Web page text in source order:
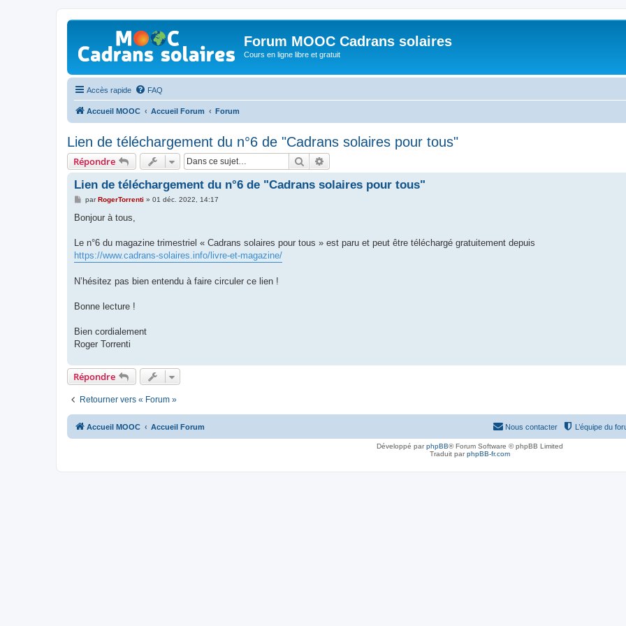
Forum MOOC Cadrans solaires
Cours en ligne libre et gratuit
Accès rapide FAQ
Accueil MOOC Accueil Forum Forum
Lien de téléchargement du n°6 de "Cadrans solaires pour tous"
Répondre Rechercher
Lien de téléchargement du n°6 de "Cadrans solaires pour tous"
M
s
g
parRogerTorrenti » 01 déc. 2022, 14:17
Bonjour à tous,
Le n°6 du magazine trimestriel « Cadrans solaires pour tous » est paru et peut être téléchargé gratuitement depuis
https://www.cadrans-solaires.info/livre-et-magazine/
N’hésitez pas bien entendu à faire circuler ce lien !
Bonne lecture !
Bien cordialement
Roger Torrenti
Répondre
Retourner vers « Forum »
Accueil MOOC Accueil Forum L’équipe du
Nous contacter
Développé parphpBB® Forum Software © phpBB Limited
Traduit parphpBB-fr.com